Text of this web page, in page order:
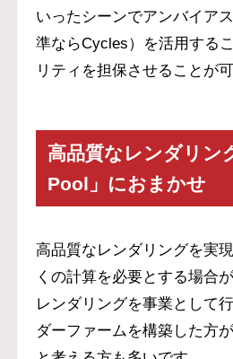
いったシーンでアンバイア
準ならCycles）を活用する
リティを担保させることが可
高品質なレンダリン
Pool」におまかせ
高品質なレンダリングを実
くの計算を必要とする場合
レンダリングを事業として
ダーファームを構築した方